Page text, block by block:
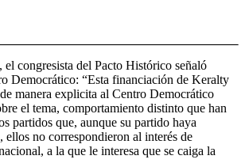
el congresista del Pacto Histórico señaló
Democrático: “Esta financiación de Keralty
manera explicita al Centro Democrático
el tema, comportamiento distinto que han
partidos que, aunque su partido haya
no correspondieron al interés de
a la que le interesa que se caiga la